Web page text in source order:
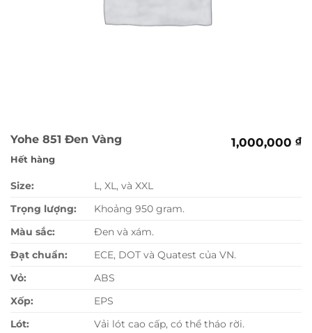
Yohe 851 Đen Vàng 1,000,000 ₫
Hết hàng
Size:
L, XL, và XXL
Trọng lượng:
Khoảng 950 gram.
Màu sắc:
Đen và xám.
Đạt chuẩn:
ECE, DOT và Quatest của VN.
Vỏ:
ABS
Xốp:
EPS
Lót:
Vải lót cao cấp, có thể tháo rời.